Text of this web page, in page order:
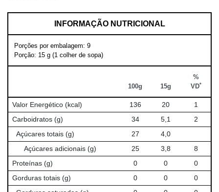
INFORMAÇÃO NUTRICIONAL
Porções por embalagem: 9
Porção: 15 g (1 colher de sopa)
100g 15g
%
VD*
Valor Energético (kcal) 136 20
1
Carboidratos (g)
34 5,1
2
Açúcares totais (g)
27
4,0
Açúcares adicionais (g)
25 3,8
8
Proteínas (g)
0 0
0
Gorduras totais (g)
0 0
0